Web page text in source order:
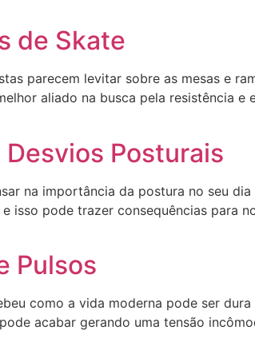
de Skate
parecem levitar sobre as mesas e
aliado na busca pela resistência e
Posturais
na importância da postura no seu dia
pode trazer consequências para
Pulsos
como a vida moderna pode ser
acabar gerando uma tensão